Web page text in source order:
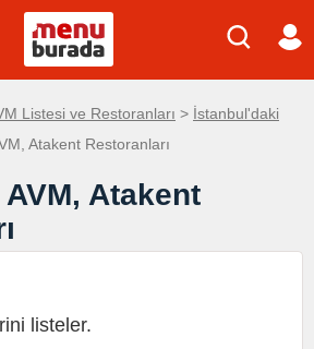
Listesi ve Restoranları > İstanbul'daki
Atakent Restoranları
Atakent
listeler.